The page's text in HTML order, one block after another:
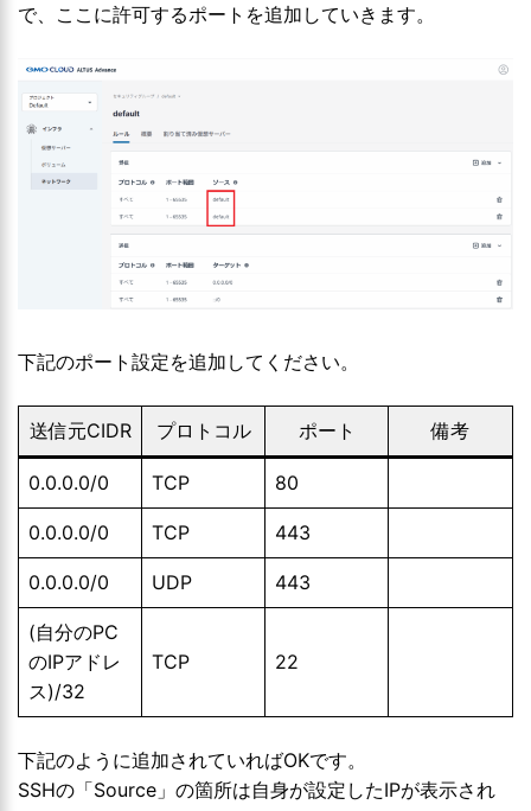
で、ここに許可するポートを追加していきます。
下記のポート設定を追加してください。
送信元CIDR プロトコル ポート 備考
0.0.0.0/0 TCP 80
0.0.0.0/0 TCP 443
0.0.0.0/0 UDP 443
(自分のPC
のIPアドレ
ス)/32
TCP 22
下記のように追加されていればOKです。
SSHの「Source」の箇所は自身が設定したIPが表示され